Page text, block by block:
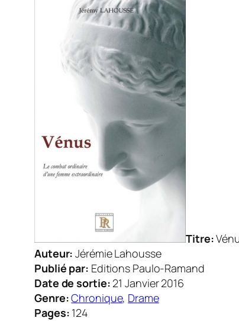
Titre:
Auteur: Jérémie Lahousse
Publié par: Editions Paulo-Ramand
Date de sortie: 21 Janvier 2016
Genre:Chronique, Drame
Pages: 124